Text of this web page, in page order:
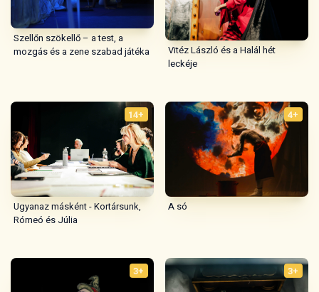
Szellőn szökellő – a test, a
mozgás és a zene szabad játéka
Vitéz László és a Halál hét
leckéje
14+
Ugyanaz másként - Kortársunk,
Rómeó és Júlia
4+
A só
3+ 3+